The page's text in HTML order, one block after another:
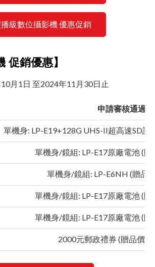
播級數位攝影機 優惠促銷
促銷優惠】
月1日 至2024年11月30日止
申請審核通過送
單機身: LP-E19+128G UHS-II超高速SD
單機身/鏡組: LP-E17原廠電池 (
單機身/鏡組: LP-E6NH (贈品
單機身/鏡組: LP-E17原廠電池 (
單機身/鏡組: LP-E17原廠電池 (
2000元郵政禮券 (贈品價